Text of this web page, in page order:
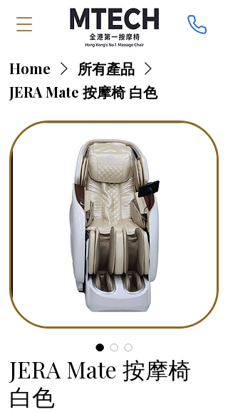
Home
所有產品
JERA Mate 按摩椅 白色
JERA Mate 按摩椅
白色